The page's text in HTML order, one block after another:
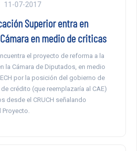
11-07-2017
Superior entra en
en medio de criticas
el proyecto de reforma a la
la Cámara de Diputados, en medio
por la posición del gobierno de
crédito (que reemplazaría al CAE)
desde el CRUCH señalando
Proyecto.